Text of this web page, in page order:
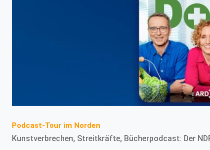
Podcast-Tour im Norden
Kunstverbrechen, Streitkräfte, Bücherpodcast: Der